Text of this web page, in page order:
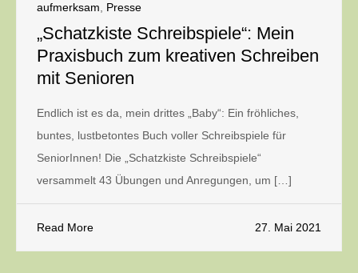
aufmerksam Presse
„Schatzkiste Schreibspiele“: Mein
Praxisbuch zum kreativen Schreiben
mit Senioren
Endlich ist es da, mein drittes „Baby“: Ein fröhliches,
buntes, lustbetontes Buch voller Schreibspiele für
SeniorInnen! Die „Schatzkiste Schreibspiele“
versammelt 43 Übungen und Anregungen, um […]
Read More 27. Mai 2021